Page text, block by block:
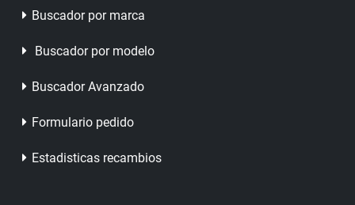
Buscador por marca
Buscador por modelo
Buscador Avanzado
Formulario pedido
Estadisticas recambios